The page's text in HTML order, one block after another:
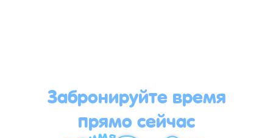
Забронируйте время
прямо сейчас